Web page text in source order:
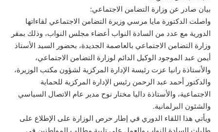
بيان صادر عن وزارة التضامن الاجتماعي:
واصلت الدكتورة مايا مرسي وزيرة التضامن الاجتماعي لقاءاتها
الدورية مع عدد من السادة النواب أعضاء مجلس النواب، وذلك بمقر
وزارة التضامن الاجتماعي بالعاصمة الجديدة، بحضور السيد الأستاذ
أيمن عبد الموجود الوكيل الدائم لوزارة التضامن الاجتماعي،
والأستاذة رانيا عزت رئيسة الإدارة المركزية لشؤون مكتب الوزيرة،
والدكتور أحمد عبد الرحمن رئيس الإدارة المركزية للحماية
الاجتماعية، والأستاذة داليا مختار نوح مدير عام الاتصال السياسي
والشئون البرلمانية.
ويأتي هذا اللقاء الدوري في إطار حرص الوزارة على الإطلاع على